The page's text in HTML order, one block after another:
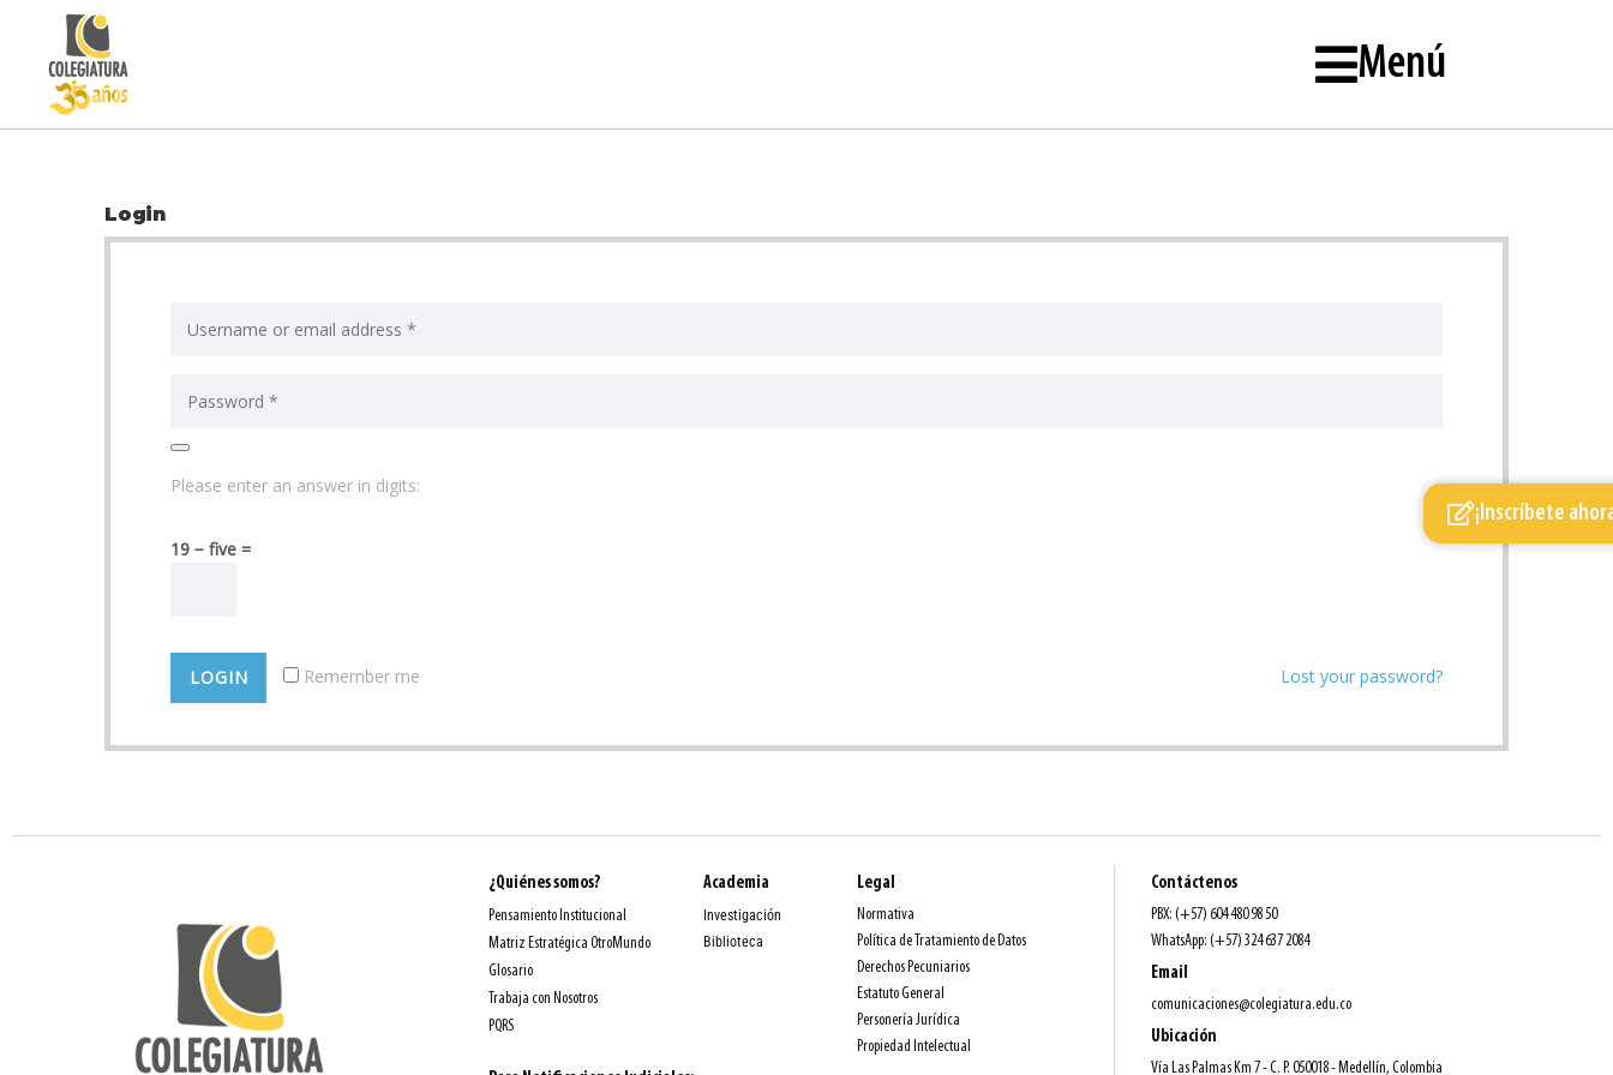
Menú
Login
Please enter an answer in digits:
19 − five =
Remember me Lost your password?
¡Inscríbete
¿Quiénes somos? Academia
Legal
Pensamiento Institucional
Matriz Estratégica OtroMundo
Glosario
Trabaja con Nosotros
PQRS
Investigación
Biblioteca
Normativa
Política de Tratamiento de Datos
Derechos Pecuniarios
Estatuto General
Personería Jurídica
Propiedad Intelectual
Contáctenos
PBX: (+57) 604 480 98 50
WhatsApp: (+57) 324 637 2084
Email
comunicaciones@colegiatura.edu.co
Ubicación
Vía Las Palmas Km 7 - C. P. 050018 - Medellín, Colombia